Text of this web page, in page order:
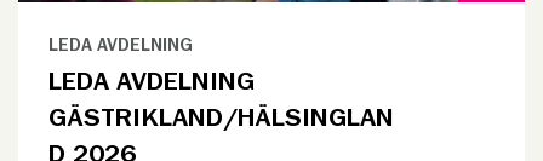
LEDA AVDELNING
LEDA AVDELNING
GÄSTRIKLAND/HÄLSINGLAN
D 2026